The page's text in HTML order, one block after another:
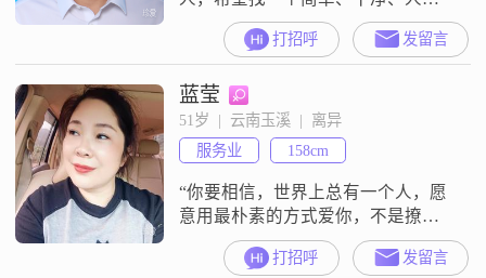
好的女子、我不在呼对方的家庭背
景、经济状况打招呼 发留言
蓝莹
51岁  |  云南玉溪  |  离异
服务业
158cm
“你要相信，世界上总有一个人，愿
意用最朴素的方式爱你，不是撩
你，也不是套路，就是单纯的想对
你好，忍不住的对你好”
打招呼 发留言